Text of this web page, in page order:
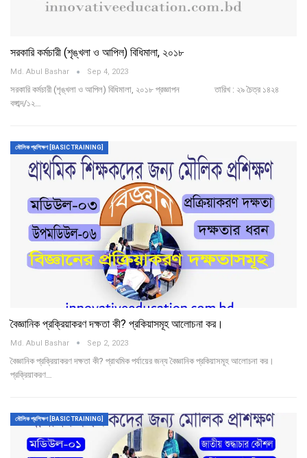
সরকারি কর্মচারী (শৃঙ্খলা ও আপিল) বিধিমালা, ২০১৮
Md. Abul Bashar Sep 4, 2023
সরকারি কর্মচারী (শৃঙ্খলা ও আপিল) বিধিমালা, ২০১৮ প্রজ্ঞাপন তারিখ : ২৯ চৈত্র ১৪২৪
বঙ্গাব্দ/১২…
মৌলিক প্রশিক্ষণ [BASIC TRAINING]
বৈজ্ঞানিক প্রক্রিয়াকরণ দক্ষতা কী? প্রকিয়াসমূহ আলোচনা কর।
Md. Abul Bashar Sep 2, 2023
বৈজ্ঞানিক প্রক্রিয়াকরণ দক্ষতা কী? প্রাথমিক পর্যায়ের জন্য বৈজ্ঞানিক প্রকিয়াসমূহ আলোচনা কর।
প্রক্রিয়াকরণ…
মৌলিক প্রশিক্ষণ [BASIC TRAINING]